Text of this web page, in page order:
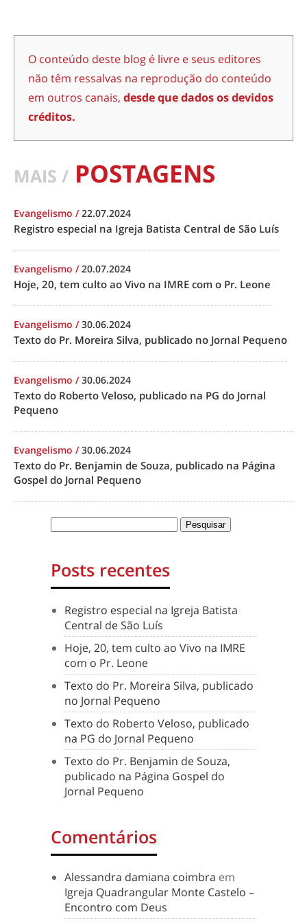
O conteúdo deste blog é livre e seus editores
não têm ressalvas na reprodução do conteúdo
em outros canais, desde que dados os devidos
créditos.
MAIS / POSTAGENS
Evangelismo /22.07.2024
Registro especial na Igreja Batista Central de São Luís
Evangelismo /20.07.2024
Hoje, 20, tem culto ao Vivo na IMRE com o Pr. Leone
Evangelismo /30.06.2024
Texto do Pr. Moreira Silva, publicado no Jornal Pequeno
Evangelismo /30.06.2024
Texto do Roberto Veloso, publicado na PG do Jornal
Pequeno
Evangelismo /30.06.2024
Texto do Pr. Benjamin de Souza, publicado na Página
Gospel do Jornal Pequeno
Posts recentes
Registro especial na Igreja Batista
Central de São Luís
Hoje, 20, tem culto ao Vivo na IMRE
com o Pr. Leone
Texto do Pr. Moreira Silva, publicado
no Jornal Pequeno
Texto do Roberto Veloso, publicado
na PG do Jornal Pequeno
Texto do Pr. Benjamin de Souza,
publicado na Página Gospel do
Jornal Pequeno
Comentários
Alessandra damiana coimbra em
Igreja Quadrangular Monte Castelo –
Encontro com Deus